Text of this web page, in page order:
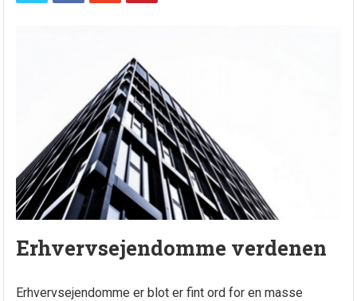
Erhvervsejendomme verdenen
Erhvervsejendomme er blot er fint ord for en masse